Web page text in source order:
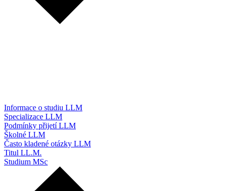
Informace o studiu LLM
Specializace LLM
Podmínky přijetí LLM
Školné LLM
Často kladené otázky LLM
Titul LL.M.
Studium MSc